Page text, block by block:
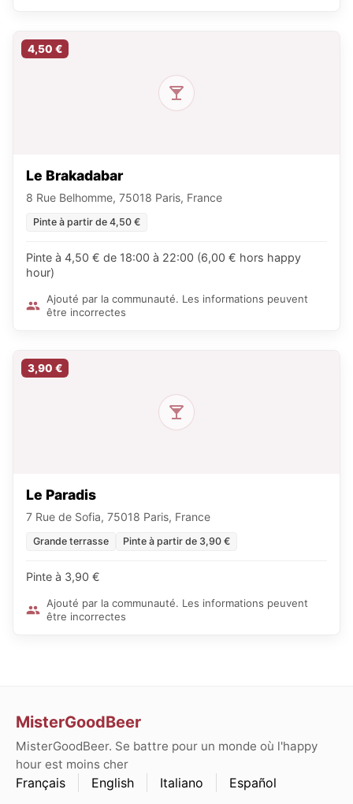
4,50 €
Le Brakadabar
8 Rue Belhomme, 75018 Paris, France
Pinte à partir de 4,50 €
Pinte à 4,50 € de 18:00 à 22:00 (6,00 € hors happy
hour)
Ajouté par la communauté. Les informations peuvent
être incorrectes
3,90 €
Le Paradis
7 Rue de Sofia, 75018 Paris, France
Grande terrasse Pinte à partir de 3,90 €
Pinte à 3,90 €
Ajouté par la communauté. Les informations peuvent
être incorrectes
MisterGoodBeer
MisterGoodBeer. Se battre pour un monde où l'happy
hour est moins cher
Français English Italiano Español